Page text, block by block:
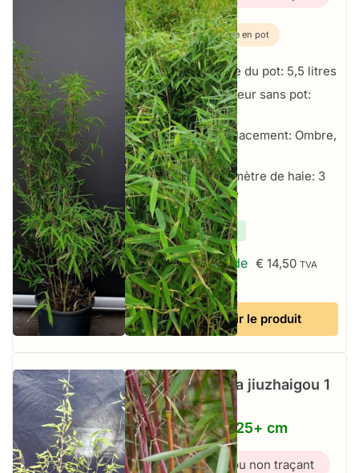
Plante en pot
Taille du pot: 5,5 litres
Hauteur sans pot:
100+ cm
Emplacement: Ombre,
Soleil
Par mètre de haie: 3
par mètre
✔En stock
À partir de € 14,50 TVA
incluse
Voir le produit
Fargesia jiuzhaigou 1
–
5,5L – 125+ cm
Bambou non traçant